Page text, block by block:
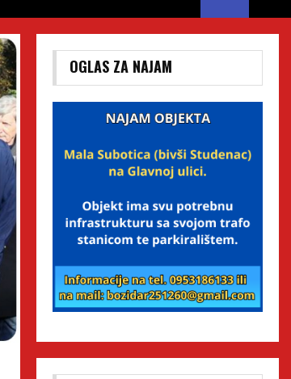
OGLAS ZA NAJAM